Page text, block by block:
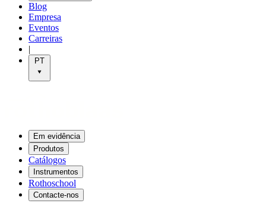
Blog
Empresa
Eventos
Carreiras
|
PT
Em evidência
Produtos
Catálogos
Instrumentos
Rothoschool
Contacte-nos